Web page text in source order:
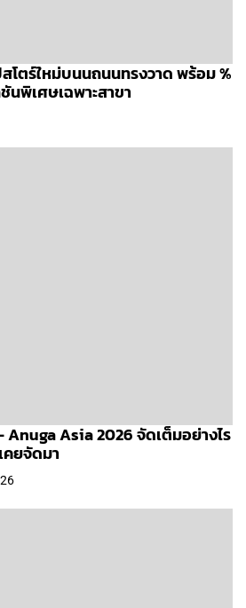
ตร์ใหม่บนนถนนทรงวาด พร้อม %
นพิเศษเฉพาะสาขา
Anuga Asia 2026 จัดเต็มอย่างไร
ยจัดมา